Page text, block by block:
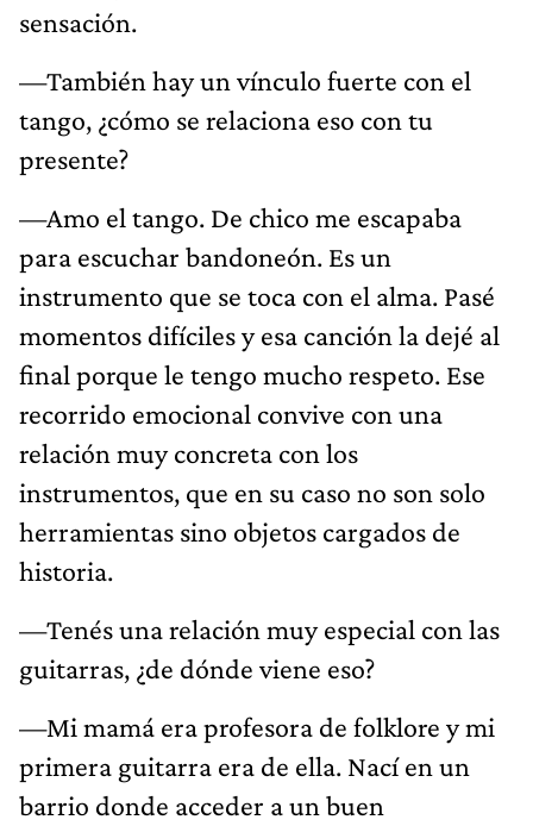
sensación.
—También hay un vínculo fuerte con el
tango, ¿cómo se relaciona eso con tu
presente?
—Amo el tango. De chico me escapaba
para escuchar bandoneón. Es un
instrumento que se toca con el alma. Pasé
momentos difíciles y esa canción la dejé al
final porque le tengo mucho respeto. Ese
recorrido emocional convive con una
relación muy concreta con los
instrumentos, que en su caso no son solo
herramientas sino objetos cargados de
historia.
—Tenés una relación muy especial con las
guitarras, ¿de dónde viene eso?
—Mi mamá era profesora de folklore y mi
primera guitarra era de ella. Nací en un
barrio donde acceder a un buen